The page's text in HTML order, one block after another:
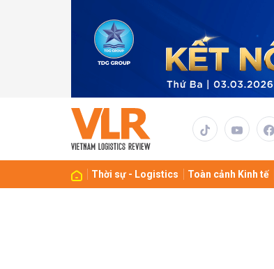
Thời sự - Logistics Toàn cảnh Kinh tế